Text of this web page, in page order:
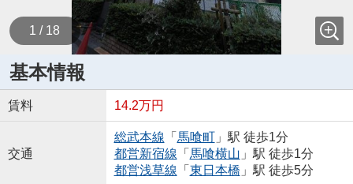
1 / 18
基本情報
賃料 14.2万円
交通
総武本線 「 馬喰町」駅 徒歩1分
都営新宿線 「 馬喰横山 」駅 徒歩1分
都営浅草線 「 東日本橋 」駅 徒歩5分